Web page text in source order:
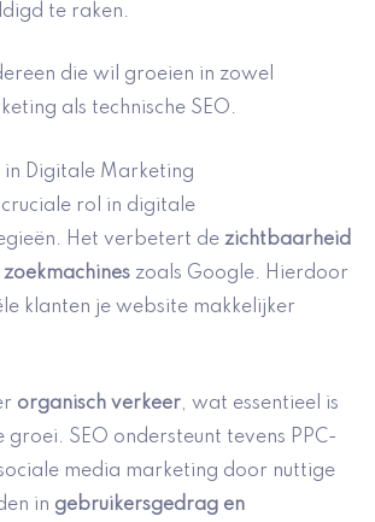
te raken.
die wil groeien in zowel
als technische SEO.
in Digitale Marketing
cruciale rol in digitale
Het verbetert de zichtbaarheid
zoals Google. Hierdoor
klanten je website makkelijker
organisch verkeer, wat essentieel is
SEO ondersteunt tevens PPC-
media marketing door nuttige
in gebruikersgedrag en